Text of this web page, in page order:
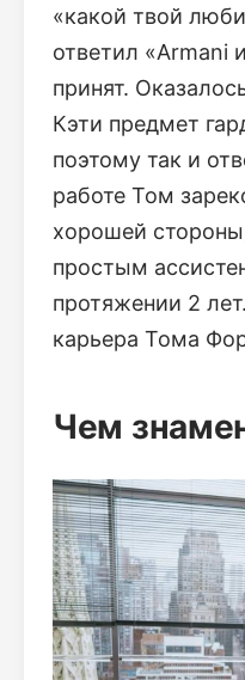
«какой твой
ответил «Armani
принят.
Кэти предмет
поэтому так и
работе Том
хорошей
простым
протяжении 2
карьера Тома
Чем